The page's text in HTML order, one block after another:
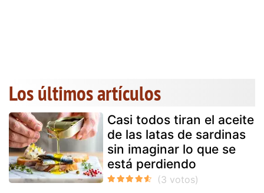
Los últimos artículos
Casi todos tiran el aceite
de las latas de sardinas
sin imaginar lo que se
está perdiendo